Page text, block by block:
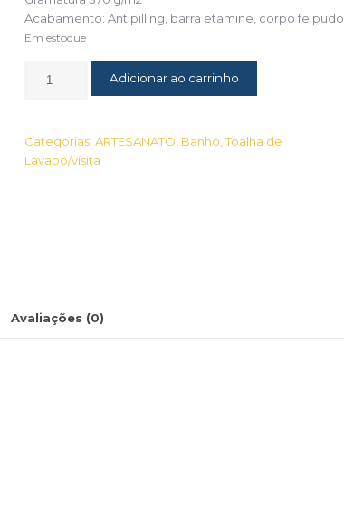
Acabamento: Antipilling, barra etamine, corpo felpudo
Em estoque
Adicionar ao carrinho
Categorias: ARTESANATO Banho ,Toalha de
Lavabo/visita
Avaliações (0)